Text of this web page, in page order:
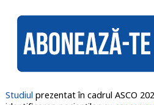
Studiul prezentat în cadrul ASCO